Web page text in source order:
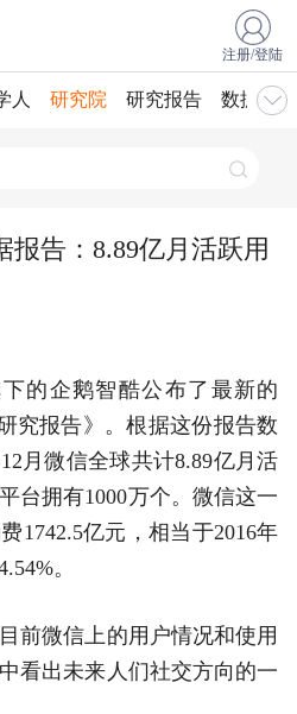
注册/登陆
人 研究院 研究报告 数据库
报告：8.89亿月活跃用
的企鹅智酷公布了最新的
究报告》。根据这份报告数
月微信全球共计8.89亿月活
台拥有1000万个。微信这一
1742.5亿元，相当于2016年
。
前微信上的用户情况和使用
看出未来人们社交方向的一